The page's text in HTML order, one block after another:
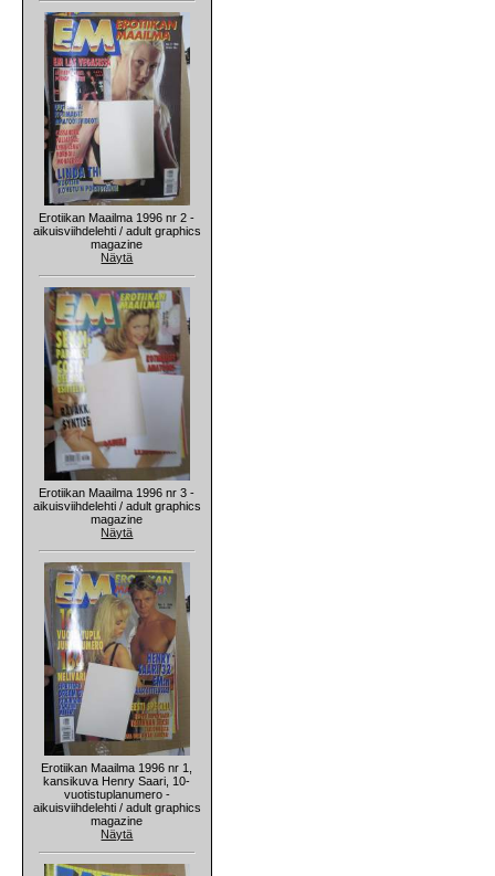
Erotiikan Maailma 1996 nr 2 -
aikuisviihdelehti / adult graphics
magazine
Näytä
Erotiikan Maailma 1996 nr 3 -
aikuisviihdelehti / adult graphics
magazine
Näytä
Erotiikan Maailma 1996 nr 1,
kansikuva Henry Saari, 10-
vuotistuplanumero -
aikuisviihdelehti / adult graphics
magazine
Näytä